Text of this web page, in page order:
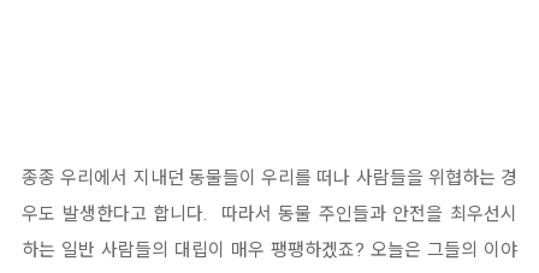
종종 우리에서 지내던 동물들이 우리를 떠나 사람들을 위협하는 경
우도 발생한다고 합니다. 따라서 동물 주인들과 안전을 최우선시
하는 일반 사람들의 대립이 매우 팽팽하겠죠? 오늘은 그들의 이야